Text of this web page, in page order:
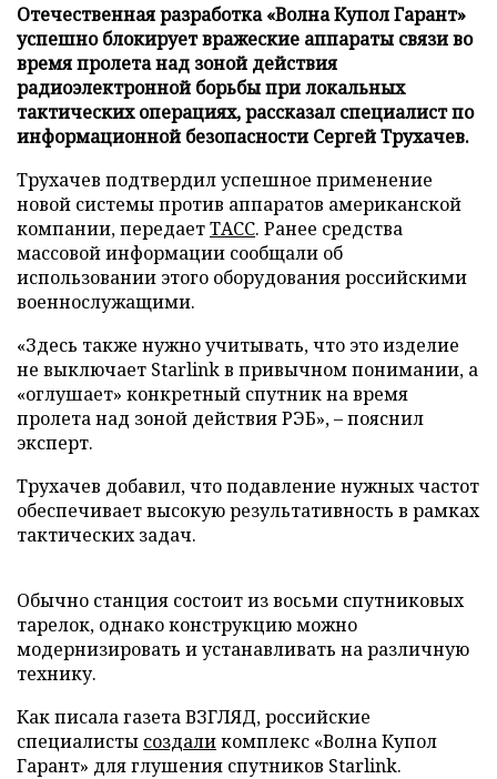
Отечественная разработка «Волна Купол Гарант»
успешно блокирует вражеские аппараты связи во
время пролета над зоной действия
радиоэлектронной борьбы при локальных
тактических операциях, рассказал специалист по
информационной безопасности Сергей Трухачев.
Трухачев подтвердил успешное применение
новой системы против аппаратов американской
компании, передаетТАСС. Ранее средства
массовой информации сообщали об
использовании этого оборудования российскими
военнослужащими.
«Здесь также нужно учитывать, что это изделие
не выключает Starlink в привычном понимании, а
«оглушает» конкретный спутник на время
пролета над зоной действия РЭБ», – пояснил
эксперт.
Трухачев добавил, что подавление нужных частот
обеспечивает высокую результативность в рамках
тактических задач.
Обычно станция состоит из восьми спутниковых
тарелок, однако конструкцию можно
модернизировать и устанавливать на различную
технику.
Как писала газета ВЗГЛЯД, российские
специалисты создаликомплекс «Волна Купол
Гарант» для глушения спутников Starlink.